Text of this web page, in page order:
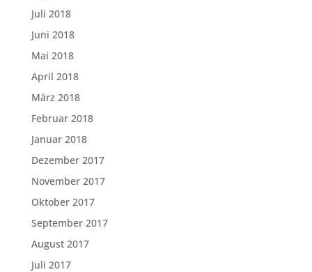
Juli 2018
Juni 2018
Mai 2018
April 2018
März 2018
Februar 2018
Januar 2018
Dezember 2017
November 2017
Oktober 2017
September 2017
August 2017
Juli 2017